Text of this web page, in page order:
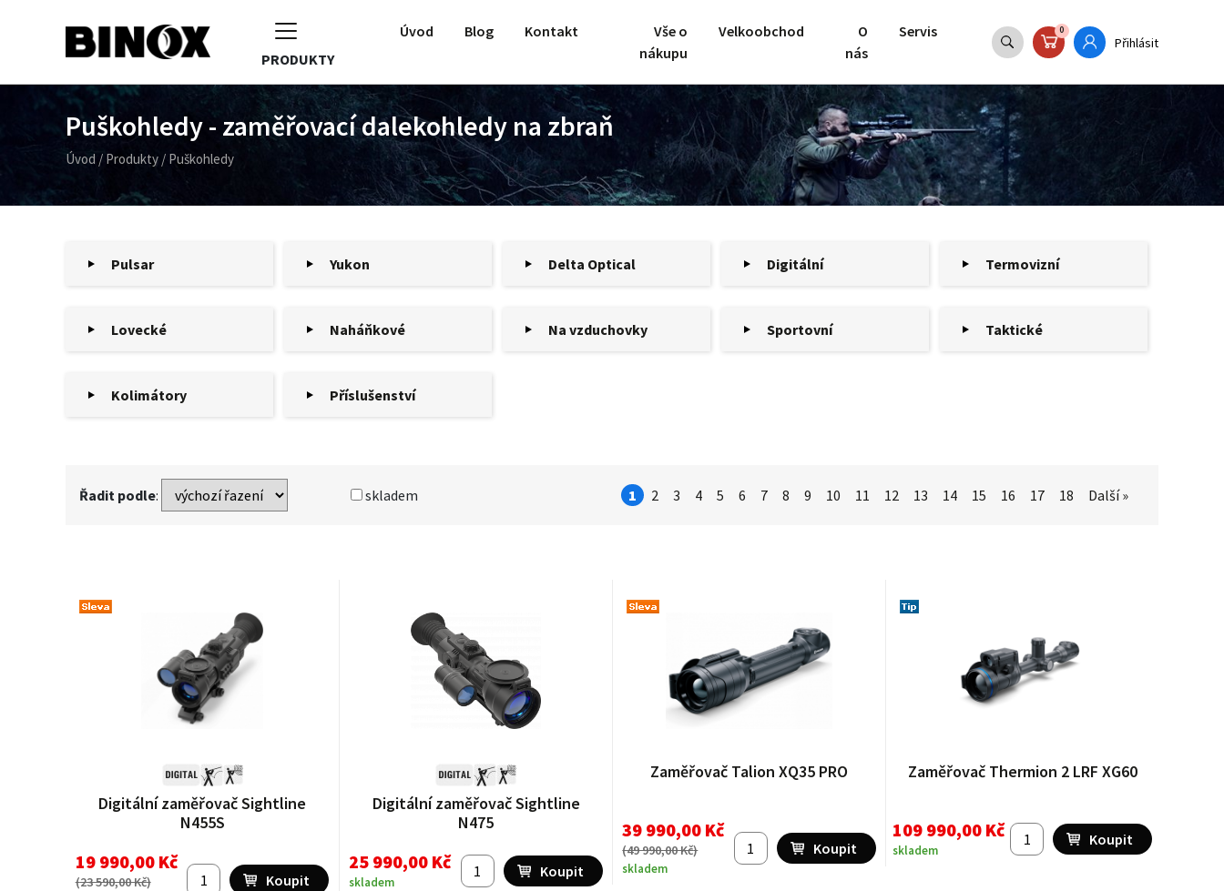
PRODUKTY
Úvod Blog Kontakt
Vše o
nákupu
Velkoobchod
O
nás
Servis 0
Přihlásit
Puškohledy - zaměřovací dalekohledy na zbraň
Úvod / Produkty / Puškohledy
Pulsar Yukon Delta Optical Digitální Termovizní
Lovecké Naháňkové Na vzduchovky Sportovní Taktické
Kolimátory Příslušenství
Řadit podle: skladem 1 2 3 4 5 6 7 8 9 10 11 12 13 14 15 16 17 18 Další »
Digitální zaměřovač Sightline
N455S
19 990,00 Kč
(23 590,00 Kč)
Digitální zaměřovač Sightline
N475
25 990,00 Kč
skladem
Zaměřovač Talion XQ35 PRO
39 990,00 Kč
(49 990,00 Kč)
skladem
Zaměřovač Thermion 2 LRF XG60
109 990,00 Kč
skladem